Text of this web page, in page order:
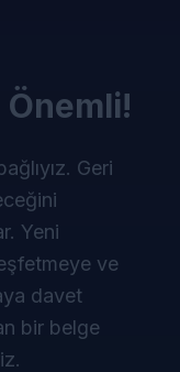
Geri
Yeni
ve
davet
bir belge